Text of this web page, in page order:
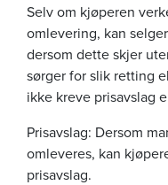
Selv om kjøperen
omlevering, kan
dersom dette skjer
sørger for slik retting
ikke kreve prisavslag
Prisavslag: Dersom
omleveres, kan
prisavslag.